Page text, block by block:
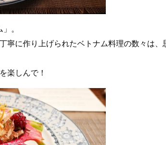
。
寧に作り上げられたベトナム料理の数々は、
楽しんで！